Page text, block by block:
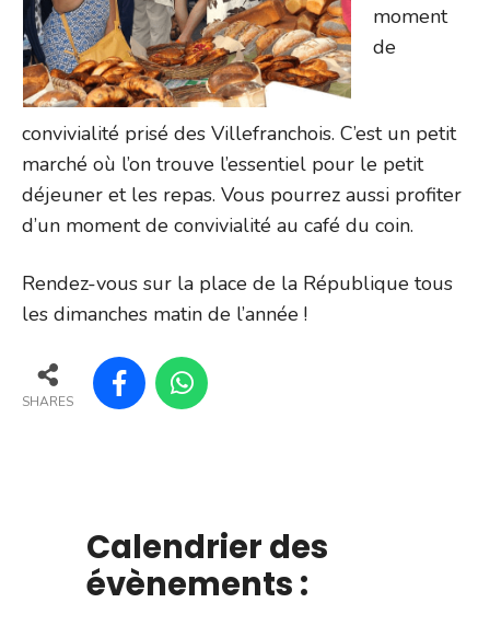
moment
de
convivialité prisé des Villefranchois. C’est un petit
marché où l’on trouve l’essentiel pour le petit
déjeuner et les repas. Vous pourrez aussi profiter
d’un moment de convivialité au café du coin.
Rendez-vous sur la place de la République tous
les dimanches matin de l’année !
SHARES
Calendrier des
évènements :